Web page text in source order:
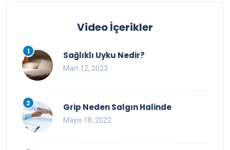
Video İçerikler
1 Sağlıklı Uyku Nedir?
Mart 12, 2023
2 Grip Neden Salgın Halinde
Mayıs 18, 2022